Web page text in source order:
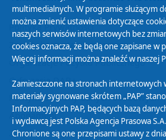
Polityka Prywatności
Zasady korzystania z Serwisu
Organizacje Pożytku Publicznego
Cyfryzacja DAB+
Polityka ochrony danych osobowych
Abonament
Zamówienia publiczne
multimedialnych. W programie służącym
można zmienić ustawienia dotyczące
naszych serwisów internetowych bez
cookies oznacza, że będą one zapisane w
Więcej informacji można znaleźć w naszej
Zamieszczone na stronach internetowych
materiały sygnowane skrótem „PAP”
Informacyjnych PAP, będących bazą
i wydawcą jest Polska Agencja Prasowa
Chronione są one przepisami ustawy z